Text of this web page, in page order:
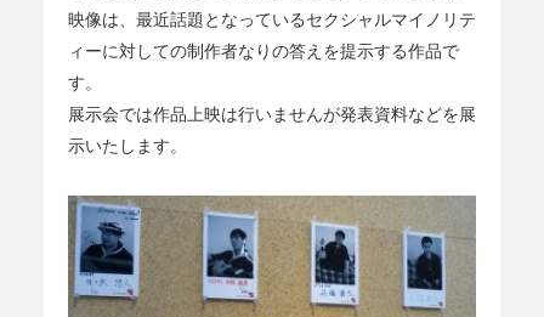
映像は、最近話題となっているセクシャルマイノリテ
ィーに対しての制作者なりの答えを提示する作品で
す。
展示会では作品上映は行いませんが発表資料などを展
示いたします。